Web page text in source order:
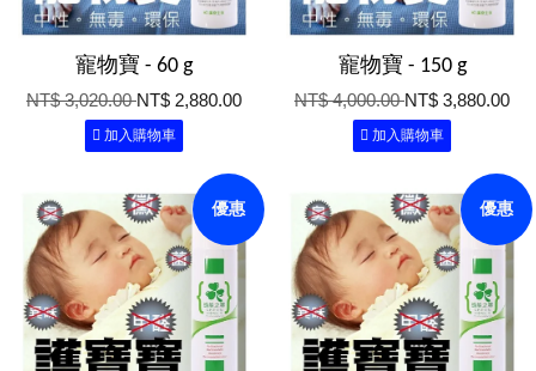
寵物寶 - 60 g
NT$ 3,020.00NT$ 2,880.00
加入購物車
寵物寶 - 150 g
NT$ 4,000.00NT$ 3,880.00
加入購物車
優惠 優惠